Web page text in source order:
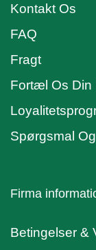
Kontakt Os
FAQ
Fragt
Fortæl Os Din
Spørgsmal
Firma
Betingelser &